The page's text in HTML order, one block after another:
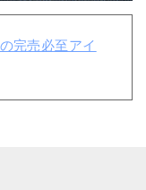
完売必至アイ